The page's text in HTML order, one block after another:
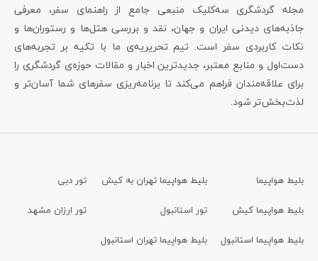
مجله گردشگری سه‌کلیک منبعی جامع از راهنمای سفر، معرفی
جاذبه‌های دیدنی ایران و جهان، نقد و بررسی هتل‌ها و رستوران‌ها و
نکات کاربردی سفر است. تیم تحریریه‌ی ما با تکیه بر تجربه‌های
دست‌اول و منابع معتبر، جدیدترین اخبار و مقالات حوزه‌ی گردشگری را
برای علاقه‌مندان فراهم می‌کند تا برنامه‌ریزی سفرهای شما آسان‌تر و
لذت‌بخش‌تر شود.
بلیط هواپیما
بلیط هواپیما کیش
بلیط هواپیما استانبول
بلیط هواپیما تهران به کیش
تور استانبول
بلیط هواپیما تهران استانبول
تور دبی
تور ارزان مشهد